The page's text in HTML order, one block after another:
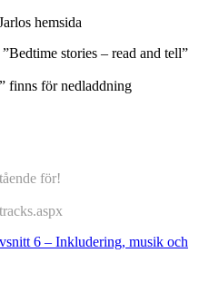
hemsida
stories – read and tell”
finns för nedladdning
för!
6 – Inkludering, musik och